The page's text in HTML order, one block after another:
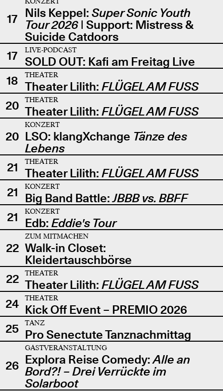
17 Nils Keppel: Super Sonic Youth
Tour 2026| Support: Mistress &
Suicide Catdoors
17
LIVE-PODCAST
SOLD OUT: Kafi am Freitag Live
18
THEATER
Theater Lilith: FLÜGEL AM FUSS
20
THEATER
Theater Lilith: FLÜGEL AM FUSS
20
KONZERT
LSO: klangXchange Tänze des
Lebens
21
THEATER
Theater Lilith: FLÜGEL AM FUSS
21
KONZERT
Big Band Battle:JBBB vs. BBFF
21
KONZERT
Edb: Eddie's Tour
22
ZUM MITMACHEN
Walk-in Closet:
Kleidertauschbörse
22
THEATER
Theater Lilith: FLÜGEL AM FUSS
24
THEATER
Kick Off Event – PREMIO 2026
25
TANZ
Pro Senectute Tanznachmittag
26
GASTVERANSTALTUNG
Explora Reise Comedy:Alle an
Bord?! – Drei Verrückte im
Solarboot